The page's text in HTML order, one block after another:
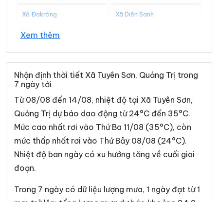
Xã Đakrông Xã Diên Sanh
Xã Đồng Lê
Xã Gio Linh Xã Hiếu Giang
Xã Hòa Trạch Xã Hoàn Lão
Xã Hướng Hiệp
Xã Hướng Phùng Xã Khe Sanh
Xã Kim Điền Xã Kim Ngân
Xã Kim Phú Xã La Lay
Xã Lao Bảo
Xã Lệ Thủy
Xem thêm
Nhận định thời tiết Xã Tuyên Sơn, Quảng Trị trong
7 ngày tới
Từ 08/08 đến 14/08, nhiệt độ tại Xã Tuyên Sơn,
Quảng Trị dự báo dao động từ 24°C đến 35°C.
Mức cao nhất rơi vào Thứ Ba 11/08 (35°C), còn
mức thấp nhất rơi vào Thứ Bảy 08/08 (24°C).
Nhiệt độ ban ngày có xu hướng tăng về cuối giai
đoạn.
Trong 7 ngày có dữ liệu lượng mưa, 1 ngày đạt từ 1